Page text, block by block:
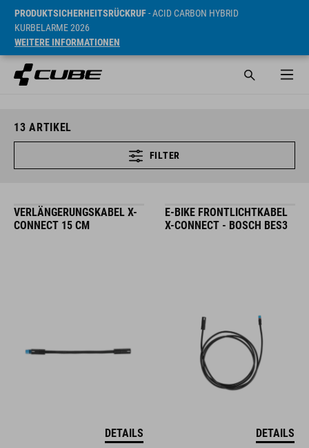
PRODUKTSICHERHEITSRÜCKRUF- ACID CARBON HYBRID
KURBELARME 2026
WEITERE INFORMATIONEN
13 ARTIKEL
FILTER
VERLÄNGERUNGSKABEL X-
CONNECT 15 CM
DETAILS
E-BIKE FRONTLICHTKABEL
X-CONNECT - BOSCH BES3
DETAILS